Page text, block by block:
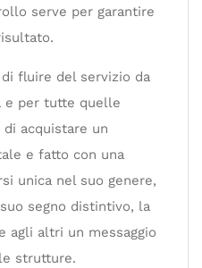
serve per garantire
fluire del servizio da
e per tutte quelle
acquistare un
e fatto con una
unica nel suo genere,
segno distintivo, la
agli altri un messaggio
strutture.